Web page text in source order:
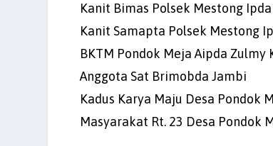
Kanit Bimas Polsek Mestong
Kanit Samapta Polsek Mestong
BKTM Pondok Meja Aipda Zulmy
Anggota Sat Brimobda Jambi
Kadus Karya Maju Desa Pondok
Masyarakat Rt. 23 Desa Pondok